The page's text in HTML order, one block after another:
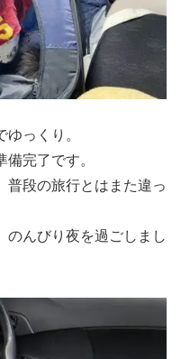
っくり。
完了です。
普段の旅行とはまた違っ
のんびり夜を過ごしまし